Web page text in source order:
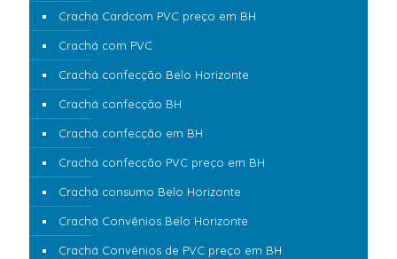
Crachá Cardcom PVC preço em BH
Crachá com PVC
Crachá confecção Belo Horizonte
Crachá confecção BH
Crachá confecção em BH
Crachá confecção PVC preço em BH
Crachá consumo Belo Horizonte
Crachá Convênios Belo Horizonte
Crachá Convênios de PVC preço em BH